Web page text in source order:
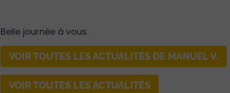
Belle journée à vous.
VOIR TOUTES LES ACTUALITÉS DE MANUEL V.
VOIR TOUTES LES ACTUALITÉS